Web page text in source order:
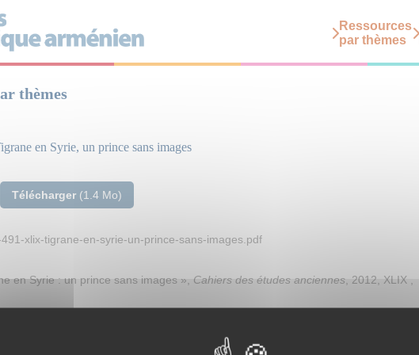
Ressources
par thèmes
thèmes
en Syrie, un prince sans images
Télécharger (1.4 Mo)
xlix-tigrane-en-syrie-un-prince-sans-images.pdf
en Syrie : un prince sans images », Cahiers des études anciennes , 2012, XLIX ,